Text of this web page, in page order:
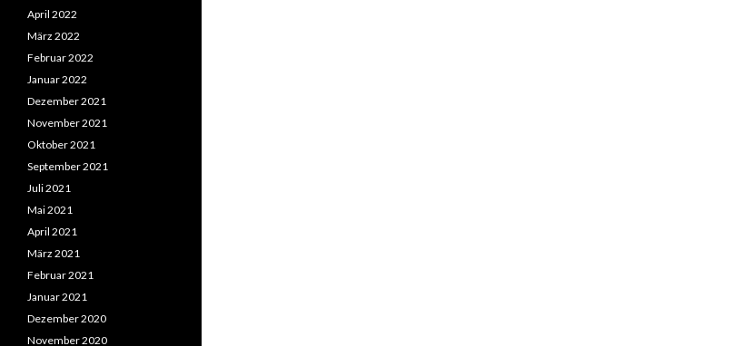
April 2022
März 2022
Februar 2022
Januar 2022
Dezember 2021
November 2021
Oktober 2021
September 2021
Juli 2021
Mai 2021
April 2021
März 2021
Februar 2021
Januar 2021
Dezember 2020
November 2020